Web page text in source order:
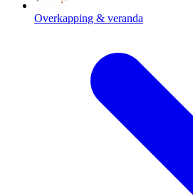
Overkapping & veranda